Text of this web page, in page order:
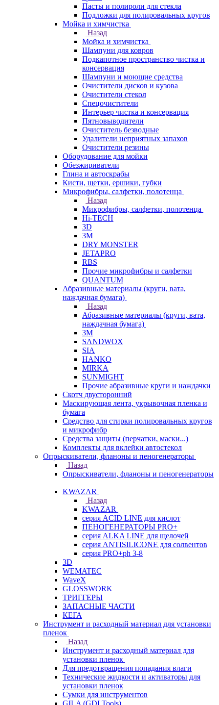
Пасты и полироли для стекла
Подложки для полировальных кругов
Мойка и химчистка
Назад
Мойка и химчистка
Шампуни для ковров
Подкапотное пространство чистка и
консервация
Шампуни и моющие средства
Очистители дисков и кузова
Очистители стекол
Спецочистители
Интерьер чистка и консервация
Пятновыводители
Очиститель безводные
Удалители неприятных запахов
Очистители резины
Оборудование для мойки
Обезжириватели
Глина и автоскрабы
Кисти, щетки, ершики, губки
Микрофибры, салфетки, полотенца
Назад
Микрофибры, салфетки, полотенца
Hi-TECH
3D
3М
DRY MONSTER
JETAPRO
RBS
Прочие микрофибры и салфетки
QUANTUM
Абразивные материалы (круги, вата,
наждачная бумага)
Назад
Абразивные материалы (круги, вата,
наждачная бумага)
3М
SANDWOX
SIA
HANKO
MIRKA
SUNMIGHT
Прочие абразивные круги и наждачки
Скотч двусторонний
Маскирующая лента, укрывочная пленка и
бумага
Средство для стирки полировальных кругов
и микрофибр
Средства защиты (перчатки, маски...)
Комплекты для вклейки автостекол
Опрыскиватели, фланоны и пеногенераторы
Назад
Опрыскиватели, фланоны и пеногенераторы
KWAZAR
Назад
KWAZAR
серия ACID LINE для кислот
ПЕНОГЕНЕРАТОРЫ PRO+
серия ALKA LINE для щелочей
серия ANTISILICONE для солвентов
серия PRO+ph 3-8
3D
WEMATEC
WaveX
GLOSSWORK
ТРИГГЕРЫ
ЗАПАСНЫЕ ЧАСТИ
КЕГА
Инструмент и расходный материал для установки
пленок
Назад
Инструмент и расходный материал для
установки пленок
Для предотвращения попадания влаги
Технические жидкости и активаторы для
установки пленок
Сумки для инструментов
GILA (GDI Tools)